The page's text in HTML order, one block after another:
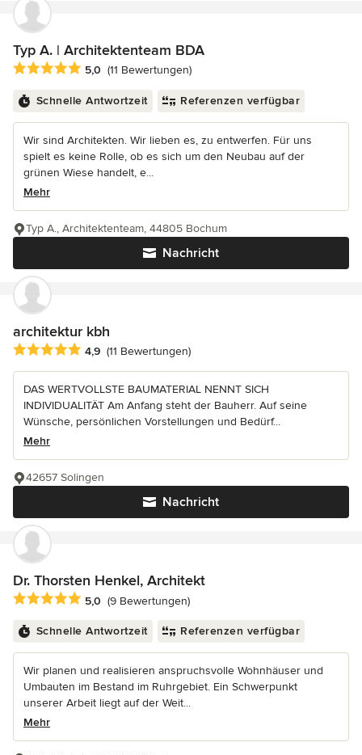
Typ A. | Architektenteam BDA
Durchschnittliche Bewertung: 5 von 5 Sternen
5,0 (11 Bewertungen)
Schnelle Antwortzeit Referenzen verfügbar
Wir sind Architekten. Wir lieben es, zu entwerfen. Für uns
spielt es keine Rolle, ob es sich um den Neubau auf der
grünen Wiese handelt, e...
Mehr
Nachricht
Typ A., Architektenteam, 44805 Bochum
architektur kbh
Durchschnittliche Bewertung: 4.9 von 5 Sternen
4,9 (11 Bewertungen)
DAS WERTVOLLSTE BAUMATERIAL NENNT SICH
INDIVIDUALITÄT Am Anfang steht der Bauherr. Auf seine
Wünsche, persönlichen Vorstellungen und Bedürf...
Mehr
Nachricht
42657 Solingen
Dr. Thorsten Henkel, Architekt
Durchschnittliche Bewertung: 5 von 5 Sternen
5,0 (9 Bewertungen)
Schnelle Antwortzeit Referenzen verfügbar
Wir planen und realisieren anspruchsvolle Wohnhäuser und
Umbauten im Bestand im Ruhrgebiet. Ein Schwerpunkt
unserer Arbeit liegt auf der Weit...
Mehr